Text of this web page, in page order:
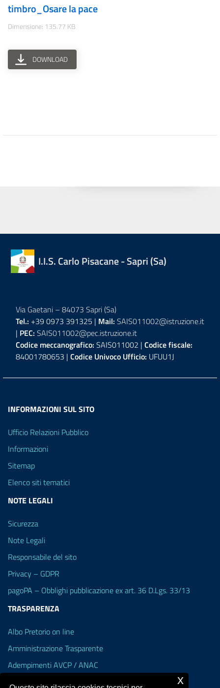
timbro_Osare la pace
Dimensione: 135.77 KB
DOWNLOAD
I.I.S. Carlo Pisacane - Sapri (Sa)
Via Gaetani – 84073 Sapri (Sa)
Tel.: +39 0973 391325 | Mail: SAIS011002@istruzione.it
| PEC: SAIS011002@pec.istruzione.it
Codice meccanografico: SAIS011002 | Codice fiscale:
84001780653 | Codice Univoco Ufficio: UFUU1J
INFORMAZIONI SUL SITO
Ufficio Relazioni Pubblico
Informazioni
Sitemap
Elenco siti tematici
NOTE LEGALI
Sicurezza
Note Legali
Responsabile del sito
Privacy – GDPR
pagoPA – Obblighi pubblicazione ex art. 36 D.Lgs. 33/13
TRASPARENZA
Albo Pretorio on line
Amministrazione Trasparente
Adempimenti AVCP / ANAC
x